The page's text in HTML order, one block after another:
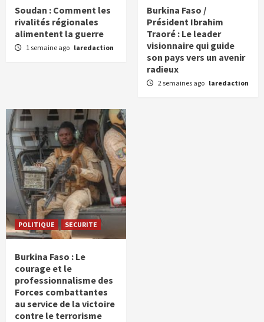
Soudan : Comment les
rivalités régionales
alimentent la guerre
1 semaine ago laredaction
Burkina Faso /
Président Ibrahim
Traoré : Le leader
visionnaire qui guide
son pays vers un avenir
radieux
2 semaines ago laredaction
POLITIQUE SECURITE
Burkina Faso : Le
courage et le
professionnalisme des
Forces combattantes
au service de la victoire
contre le terrorisme